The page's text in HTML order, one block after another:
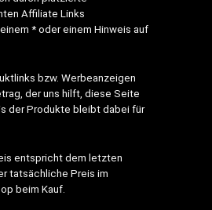
Affiliate Links
* oder einem Hinweis auf
bzw. Werbeanzeigen
der uns hilft, diese Seite
der Produkte bleibt dabei für
entspricht dem letzten
tatsächliche Preis im
beim Kauf.